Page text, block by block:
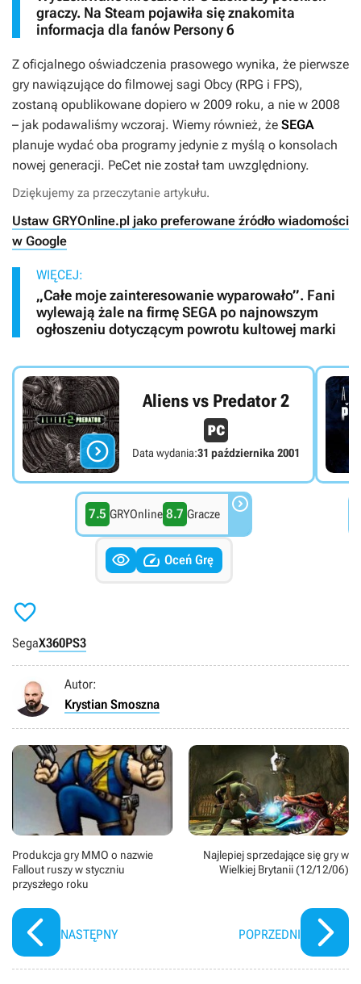
graczy. Na Steam pojawiła się znakomita
informacja dla fanów Persony 6
Z oficjalnego oświadczenia prasowego wynika, że pierwsze
gry nawiązujące do filmowej sagi Obcy (RPG i FPS),
zostaną opublikowane dopiero w 2009 roku, a nie w 2008
– jak podawaliśmy wczoraj. Wiemy również, że SEGA
planuje wydać oba programy jedynie z myślą o konsolach
nowej generacji. PeCet nie został tam uwzględniony.
Dziękujemy za przeczytanie artykułu.
Ustaw GRYOnline.pl jako preferowane źródło wiadomości
w Google
WIĘCEJ:
„Całe moje zainteresowanie wyparowało”. Fani
wylewają żale na firmę SEGA po najnowszym
ogłoszeniu dotyczącym powrotu kultowej marki

Aliens vs Predator 2
Data wydania:31 października 2001
7.5 GRYOnline 8.7 Gracze 
  Oceń Grę

SegaX360PS3
Autor:
Krystian Smoszna
Produkcja gry MMO o nazwie
Fallout ruszy w styczniu
przyszłego roku
NASTĘPNY
Najlepiej sprzedające się gry w
Wielkiej Brytanii (12/12/06)
POPRZEDNI